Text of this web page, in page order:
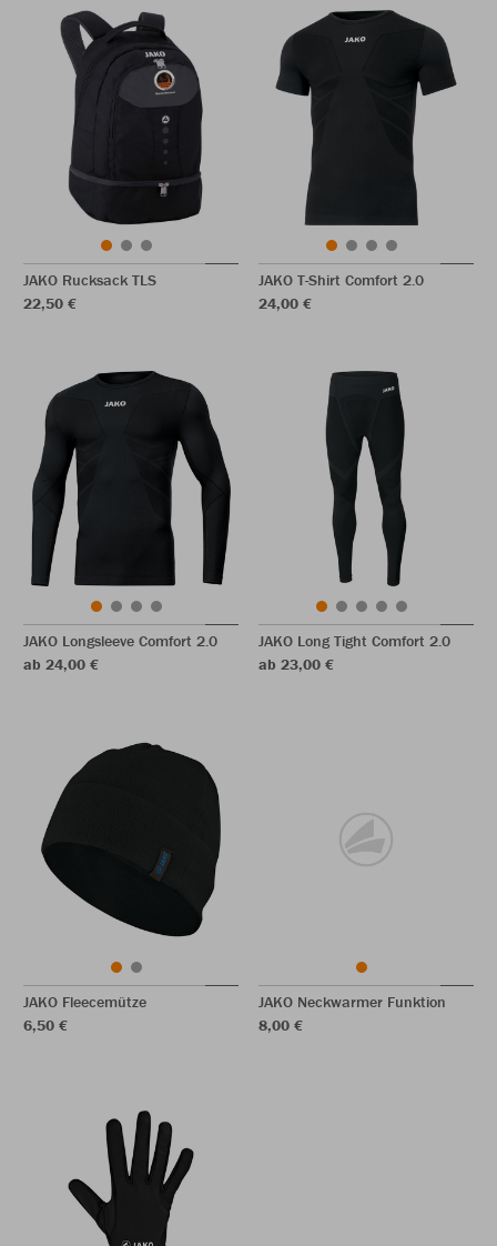
JAKO Rucksack TLS
22,50 €
JAKO T-Shirt Comfort 2.0
24,00 €
JAKO Longsleeve Comfort 2.0
ab 24,00 €
JAKO Long Tight Comfort 2.0
ab 23,00 €
JAKO Fleecemütze
6,50 €
JAKO Neckwarmer Funktion
8,00 €